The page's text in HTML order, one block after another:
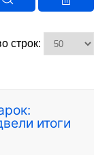
строк:
итоги